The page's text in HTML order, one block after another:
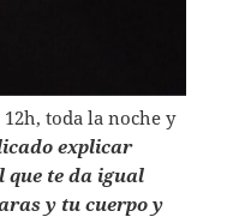
toda la noche y
explicar
que te da igual
y tu cuerpo y